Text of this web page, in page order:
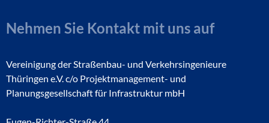
Nehmen Sie Kontakt mit uns auf
Vereinigung der Straßenbau- und Verkehrsingenieure
Thüringen e.V. c/o Projektmanagement- und
Planungsgesellschaft für Infrastruktur mbH